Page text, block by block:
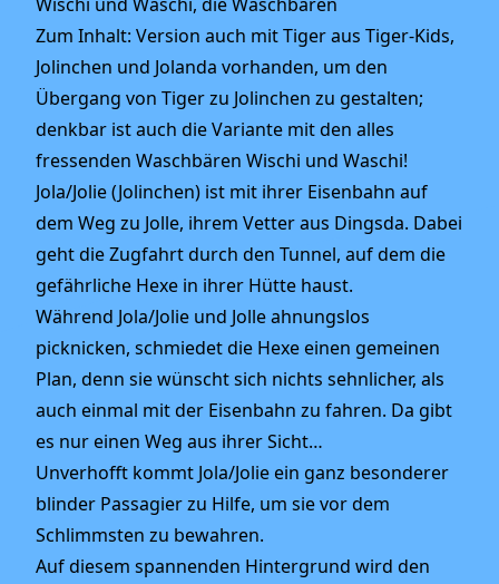
Zum Inhalt: Version auch mit Tiger aus Tiger-Kids,
Jolinchen und Jolanda vorhanden, um den
Übergang von Tiger zu Jolinchen zu gestalten;
denkbar ist auch die Variante mit den alles
fressenden Waschbären Wischi und Waschi!
Jola/Jolie (Jolinchen) ist mit ihrer Eisenbahn auf
dem Weg zu Jolle, ihrem Vetter aus Dingsda. Dabei
geht die Zugfahrt durch den Tunnel, auf dem die
gefährliche Hexe in ihrer Hütte haust.
Während Jola/Jolie und Jolle ahnungslos
picknicken, schmiedet die Hexe einen gemeinen
Plan, denn sie wünscht sich nichts sehnlicher, als
auch einmal mit der Eisenbahn zu fahren. Da gibt
es nur einen Weg aus ihrer Sicht…
Unverhofft kommt Jola/Jolie ein ganz besonderer
blinder Passagier zu Hilfe, um sie vor dem
Schlimmsten zu bewahren.
Auf diesem spannenden Hintergrund wird den